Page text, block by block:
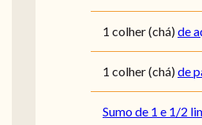
1 colher (chá)de
1 colher (chá)de
Sumo de 1 e 1/2